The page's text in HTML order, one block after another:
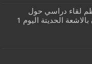
لقاء دراسي حول
مستجدات علاج السرطان بالاشعة الحديتة اليوم 1